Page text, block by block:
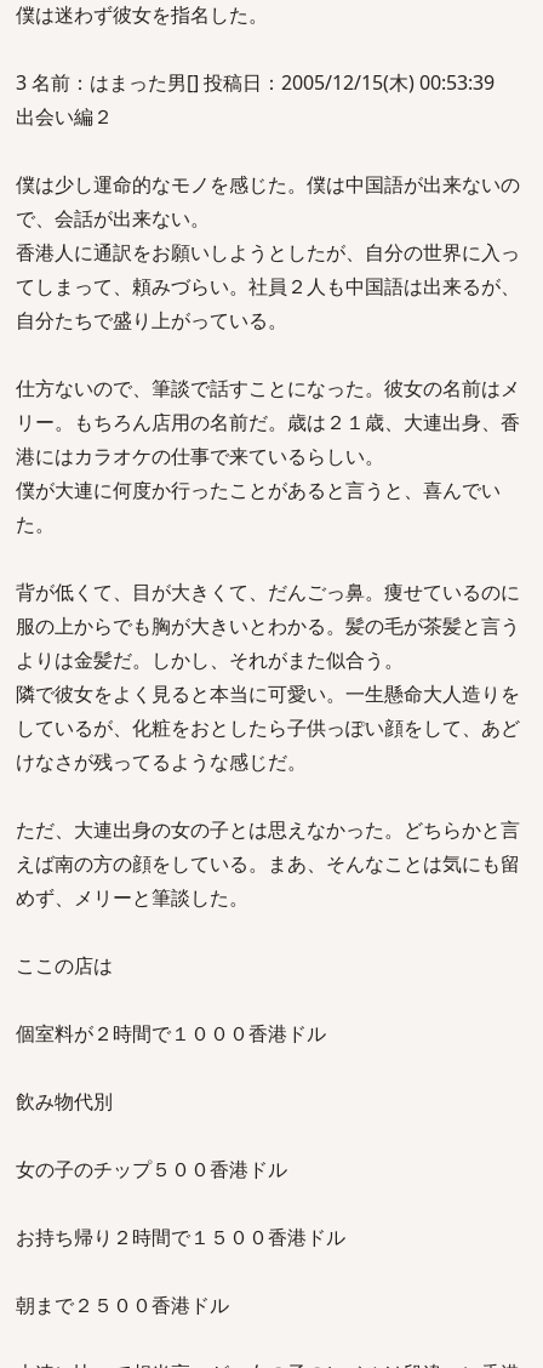
僕は迷わず彼女を指名した。
3 名前：はまった男[] 投稿日：2005/12/15(木) 00:53:39
出会い編２
僕は少し運命的なモノを感じた。僕は中国語が出来ないの
で、会話が出来ない。
香港人に通訳をお願いしようとしたが、自分の世界に入っ
てしまって、頼みづらい。社員２人も中国語は出来るが、
自分たちで盛り上がっている。
仕方ないので、筆談で話すことになった。彼女の名前はメ
リー。もちろん店用の名前だ。歳は２１歳、大連出身、香
港にはカラオケの仕事で来ているらしい。
僕が大連に何度か行ったことがあると言うと、喜んでい
た。
背が低くて、目が大きくて、だんごっ鼻。痩せているのに
服の上からでも胸が大きいとわかる。髪の毛が茶髪と言う
よりは金髪だ。しかし、それがまた似合う。
隣で彼女をよく見ると本当に可愛い。一生懸命大人造りを
しているが、化粧をおとしたら子供っぽい顔をして、あど
けなさが残ってるような感じだ。
ただ、大連出身の女の子とは思えなかった。どちらかと言
えば南の方の顔をしている。まあ、そんなことは気にも留
めず、メリーと筆談した。
ここの店は
個室料が２時間で１０００香港ドル
飲み物代別
女の子のチップ５００香港ドル
お持ち帰り２時間で１５００香港ドル
朝まで２５００香港ドル